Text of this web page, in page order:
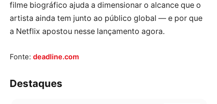
filme biográfico ajuda a dimensionar o alcance que o
artista ainda tem junto ao público global — e por que
a Netflix apostou nesse lançamento agora.
Fonte: deadline.com
Destaques